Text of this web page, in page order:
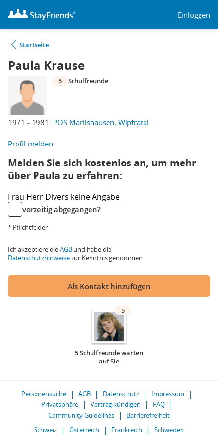
Einloggen
Startseite
Paula Krause
1971 - 1981: POS Marlishausen, Wipfratal
5 Schulfreunde
Profil melden
Melden Sie sich kostenlos an, um mehr
über Paula zu erfahren:
Frau Herr Divers keine Angabe
vorzeitig abgegangen?
* Pflichtfelder
Ich akzeptiere dieAGB und habe die
Datenschutzhinweisezur Kenntnis genommen.
Als Kontakt hinzufügen
5
5 Schulfreunde warten
auf Sie
Personensuche AGB Datenschutz
Impressum
Privatsphäre
Vertrag kündigen
FAQ
Community Guidelines
Barrierefreiheit
Schweiz
Österreich Frankreich Schweden